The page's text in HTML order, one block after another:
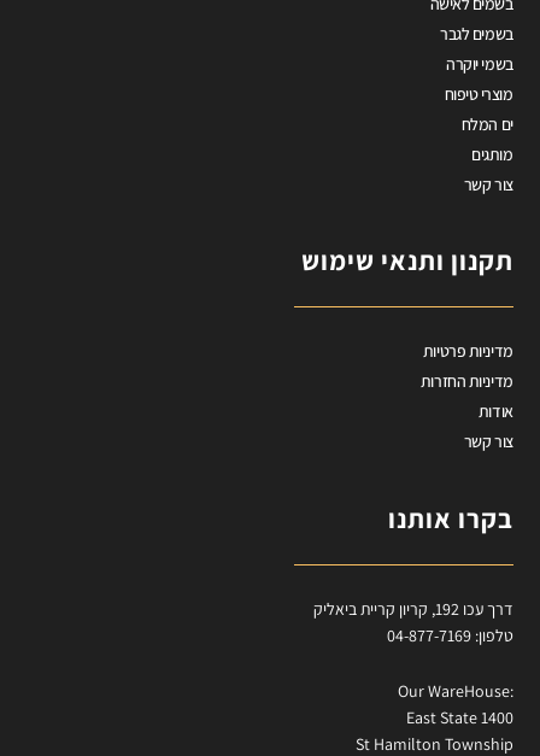
בשמים לגבר
בשמי יוקרה
מוצרי טיפוח
ים המלח
מותגים
צור קשר
תקנון ותנאי שימוש
מדיניות פרטיות
מדיניות החזרות
אודות
צור קשר
בקרו אותנו
דרך עכו 192, קריון קריית ביאליק
טלפון: 04-877-7169
:Our WareHouse
East State 1400
St Hamilton Township